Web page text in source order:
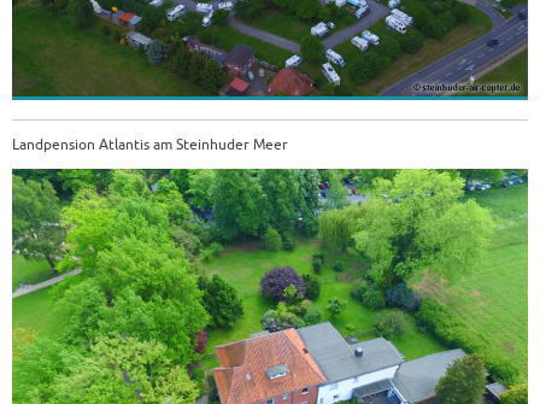
Landpension Atlantis am Steinhuder Meer